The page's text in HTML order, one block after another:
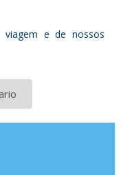
e de nossos